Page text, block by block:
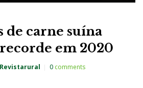
de carne suína
em 2020
Revistarural 0comments